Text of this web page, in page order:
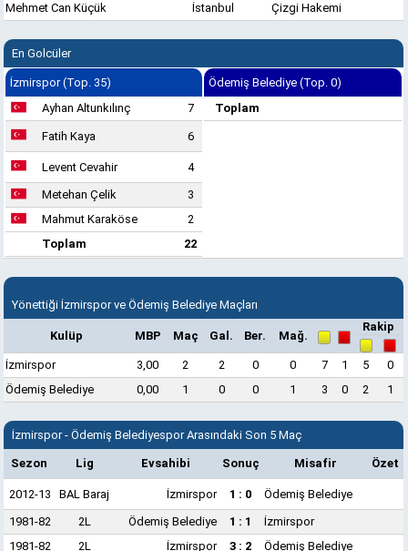
Mehmet Can Küçük
İstanbul Çizgi Hakemi
En Golcüler
İzmirspor (Top. 35)
Ayhan Altunkılınç
7
Fatih Kaya 6
Levent Cevahir
4
Metehan Çelik
3
Mahmut Karaköse
2
Toplam
22
Ödemiş Belediye (Top. 0)
Toplam
Yönettiği İzmirspor ve Ödemiş Belediye Maçları
Kulüp MBP Maç Gal. Ber. Mağ.
Rakip
İzmirspor 3,00 2 2 0 0 7 1 5
0
Ödemiş Belediye
0,00 1 0 0 1 3 0 2 1
İzmirspor - Ödemiş Belediyespor Arasındaki Son 5 Maç
Sezon Lig Evsahibi Sonuç Misafir Özet
2012-13 BAL Baraj İzmirspor 1 : 0
Ödemiş Belediye
1981-82
2L Ödemiş Belediye 1 : 1
İzmirspor
1981-82
2L İzmirspor 3 : 2 Ödemiş Belediye